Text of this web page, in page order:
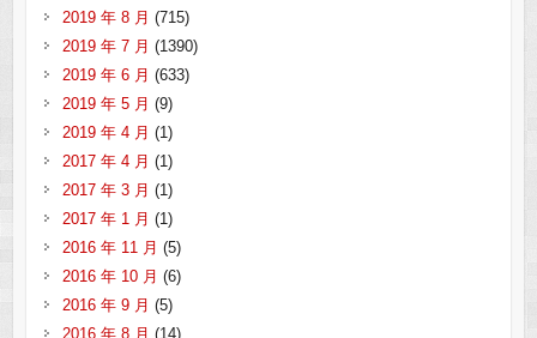
2019 年 8 月 (715)
2019 年 7 月 (1390)
2019 年 6 月 (633)
2019 年 5 月 (9)
2019 年 4 月 (1)
2017 年 4 月 (1)
2017 年 3 月 (1)
2017 年 1 月 (1)
2016 年 11 月 (5)
2016 年 10 月 (6)
2016 年 9 月 (5)
2016 年 8 月 (14)